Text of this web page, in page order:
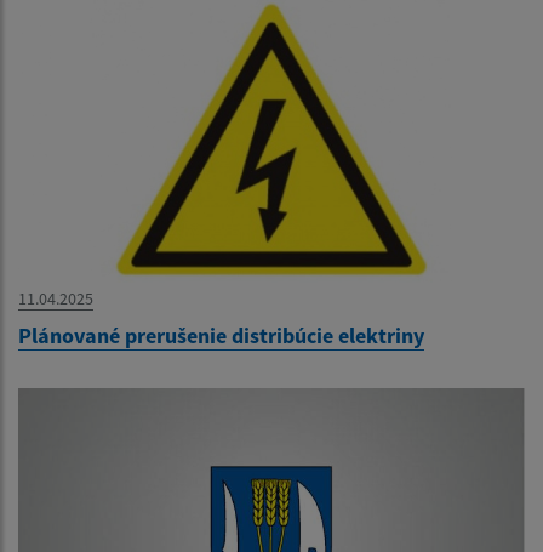
11.04.2025
Plánované prerušenie distribúcie elektriny